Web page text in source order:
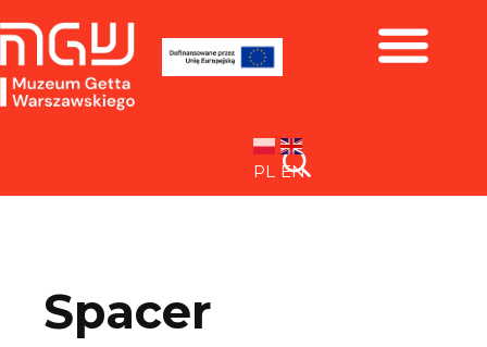
PL EN
Spacer